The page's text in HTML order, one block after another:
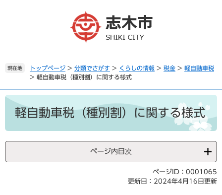
。
て
本
現在地 トップページ > 分類でさがす > くらしの情報 > 税金 > 軽自動車税
> 軽自動車税（種別割）に関する様式
本
軽自動車税（種別割）に関する様式
ページ内目次
ページID：0001065
更新日：2024年4月16日更新